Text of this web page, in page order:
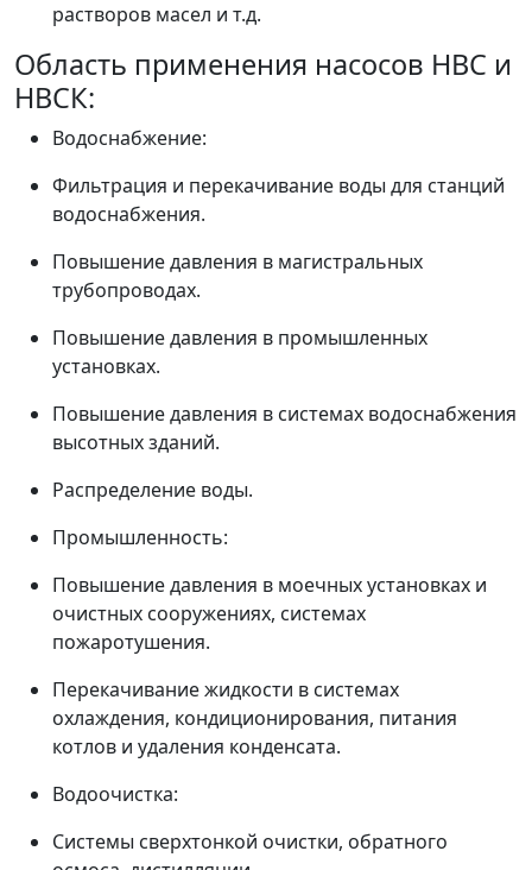
растворов масел и т.д.
Область применения насосов НВС и
НВСК:
Водоснабжение:
Фильтрация и перекачивание воды для станций
водоснабжения.
Повышение давления в магистральных
трубопроводах.
Повышение давления в промышленных
установках.
Повышение давления в системах водоснабжения
высотных зданий.
Распределение воды.
Промышленность:
Повышение давления в моечных установках и
очистных сооружениях, системах
пожаротушения.
Перекачивание жидкости в системах
охлаждения, кондиционирования, питания
котлов и удаления конденсата.
Водоочистка:
Системы сверхтонкой очистки, обратного